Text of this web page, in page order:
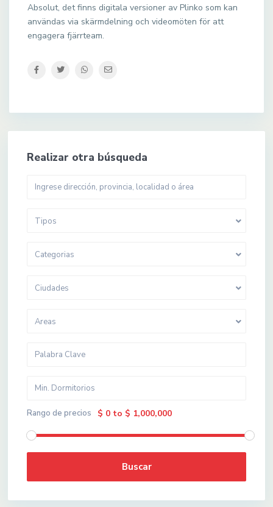
Absolut, det finns digitala versioner av Plinko som kan
användas via skärmdelning och videomöten för att
engagera fjärrteam.
Realizar otra búsqueda
Tipos
Categorias
Ciudades
Areas
Rango de precios $ 0 to $ 1,000,000
Buscar